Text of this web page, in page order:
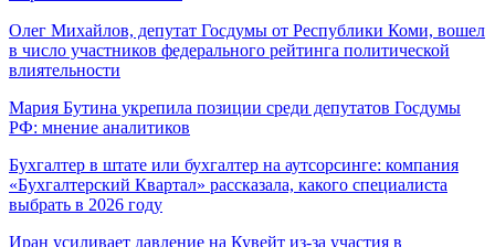
Олег Михайлов, депутат Госдумы от Республики Коми, вошел
в число участников федерального рейтинга политической
влиятельности
Мария Бутина укрепила позиции среди депутатов Госдумы
РФ: мнение аналитиков
Бухгалтер в штате или бухгалтер на аутсорсинге: компания
«Бухгалтерский Квартал» рассказала, какого специалиста
выбрать в 2026 году
Иран усиливает давление на Кувейт из-за участия в